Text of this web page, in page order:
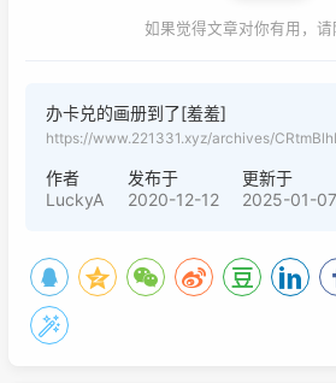
如果觉得文章对你有用，请
办卡兑的画册到了[羞羞]
https://www.221331.xyz/archives/
作者
LuckyA
发布于
2020-12-12
更新于
2025-01-07